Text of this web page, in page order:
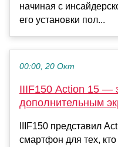
начиная с
его установки пол...
00:00, 20 Окт
IIIF150 Action 15 —
дополнительным
IIIF150 представил
смартфон для тех,